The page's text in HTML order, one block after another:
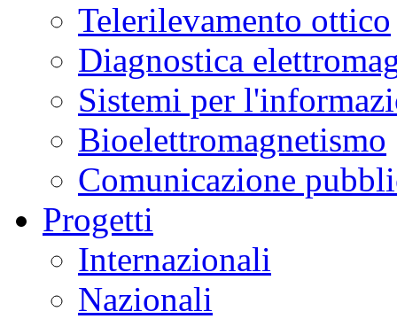
Telerilevamento ottico
Diagnostica
Sistemi per
Bioelettromagnetismo
Comunicazione
Progetti
Internazionali
Nazionali